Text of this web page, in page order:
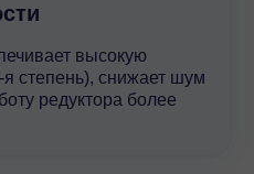
высокую
я степень), снижает шум
редуктора более